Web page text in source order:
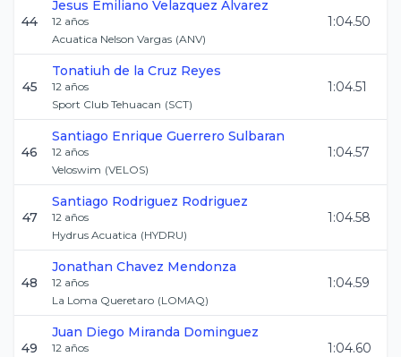
44
Jesus Emiliano Velazquez Alvarez
12 años
Acuatica Nelson Vargas (ANV)
1:04.50
45
Tonatiuh de la Cruz Reyes
12 años
Sport Club Tehuacan (SCT)
1:04.51
46
Santiago Enrique Guerrero Sulbaran
12 años
Veloswim (VELOS)
1:04.57
47
Santiago Rodriguez Rodriguez
12 años
Hydrus Acuatica (HYDRU)
1:04.58
48
Jonathan Chavez Mendonza
12 años
La Loma Queretaro (LOMAQ)
1:04.59
49
Juan Diego Miranda Dominguez
12 años
1:04.60